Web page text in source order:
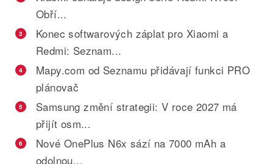
Obří...
3
Konec softwarových záplat pro Xiaomi a
Redmi: Seznam...
4
Mapy.com od Seznamu přidávají funkci PRO
plánovač
5
Samsung změní strategii: V roce 2027 má
přijít osm...
6
Nové OnePlus N6x sází na 7000 mAh a
odolnou...